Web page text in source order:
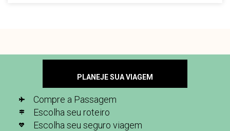
PLANEJE SUA VIAGEM
Compre a Passagem
Escolha seu roteiro
Escolha seu seguro viagem